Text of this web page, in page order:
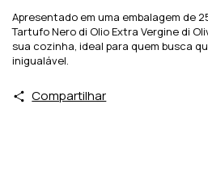
Apresentado em uma embalagem de
Tartufo Nero di Olio Extra Vergine di
sua cozinha, ideal para quem busca
inigualável.
Compartilhar